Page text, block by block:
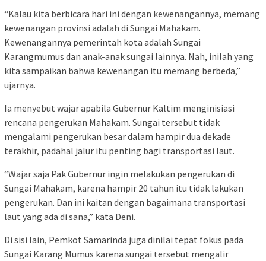
“Kalau kita berbicara hari ini dengan kewenangannya, memang
kewenangan provinsi adalah di Sungai Mahakam.
Kewenangannya pemerintah kota adalah Sungai
Karangmumus dan anak-anak sungai lainnya. Nah, inilah yang
kita sampaikan bahwa kewenangan itu memang berbeda,”
ujarnya.
Ia menyebut wajar apabila Gubernur Kaltim menginisiasi
rencana pengerukan Mahakam. Sungai tersebut tidak
mengalami pengerukan besar dalam hampir dua dekade
terakhir, padahal jalur itu penting bagi transportasi laut.
“Wajar saja Pak Gubernur ingin melakukan pengerukan di
Sungai Mahakam, karena hampir 20 tahun itu tidak lakukan
pengerukan. Dan ini kaitan dengan bagaimana transportasi
laut yang ada di sana,” kata Deni.
Di sisi lain, Pemkot Samarinda juga dinilai tepat fokus pada
Sungai Karang Mumus karena sungai tersebut mengalir